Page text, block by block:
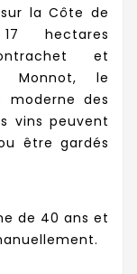
la Côte de
hectares
et
Monnot, le
moderne des
vins peuvent
être gardés
de 40 ans et